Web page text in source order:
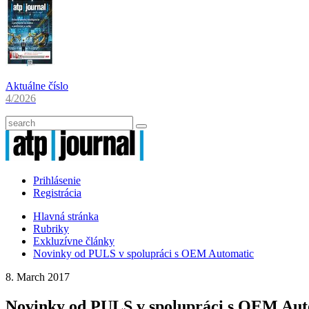
Aktuálne číslo
4/2026
Prihlásenie
Registrácia
Hlavná stránka
Rubriky
Exkluzívne články
Novinky od PULS v spolupráci s OEM Automatic
8. March 2017